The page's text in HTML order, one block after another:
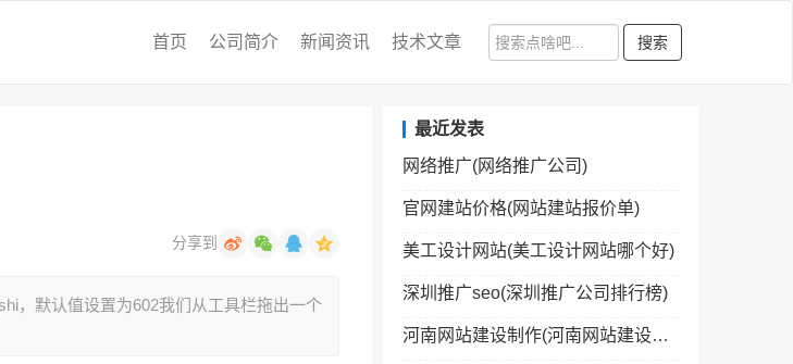
搜索
首页 公司简介 新闻资讯 技术文章
分享到
，默认值设置为602我们从工具栏拖出一个
最近发表
网络推广(网络推广公司)
官网建站价格(网站建站报价单)
美工设计网站(美工设计网站哪个好)
深圳推广seo(深圳推广公司排行榜)
河南网站建设制作(河南网站建设制作公司)